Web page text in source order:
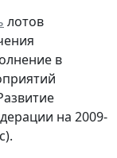
лотов
в
на 2009-